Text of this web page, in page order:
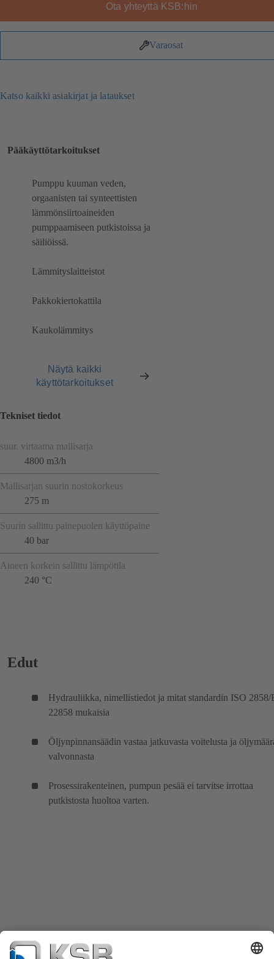
Ota yhteyttä KSB:hin
Varaosat
Katso kaikki asiakirjat ja lataukset
Pääkäyttötarkoitukset
Pumppu kuuman veden,
orgaanisten tai synteettisten
lämmönsiirtoaineiden
pumppaamiseen putkistoissa ja
säiliöissä.
Lämmityslaitteistot
Pakkokiertokattila
Kaukolämmitys
Näytä kaikki
käyttötarkoitukset
Tekniset tiedot
suur. virtaama mallisarja
4800 m3/h
Mallisarjan suurin nostokorkeus
275 m
Suurin sallittu painepuolen käyttöpaine
40 bar
Aineen korkein sallittu lämpötila
240 °C
Edut
Hydrauliikka, nimellistiedot ja mitat standardin ISO 2858/
22858 mukaisia
Öljynpinnansäädin vastaa jatkuvasta voitelusta ja
valvonnasta
Prosessirakenteinen, pumpun pesää ei tarvitse irrottaa
putkistosta huoltoa varten.